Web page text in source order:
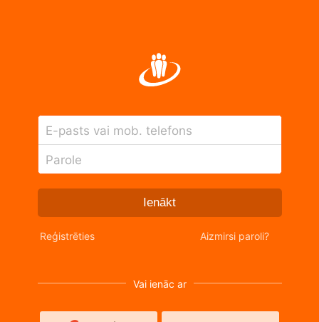
E-pasts vai mob. telefons
Parole
Ienākt
Reģistrēties Aizmirsi paroli?
Vai ienāc ar